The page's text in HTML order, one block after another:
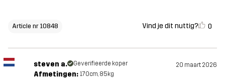
Article nr 10848 Vind je dit nuttig? 0
steven a. Geverifieerde koper 20 maart 2026
Afmetingen: 170cm, 85kg